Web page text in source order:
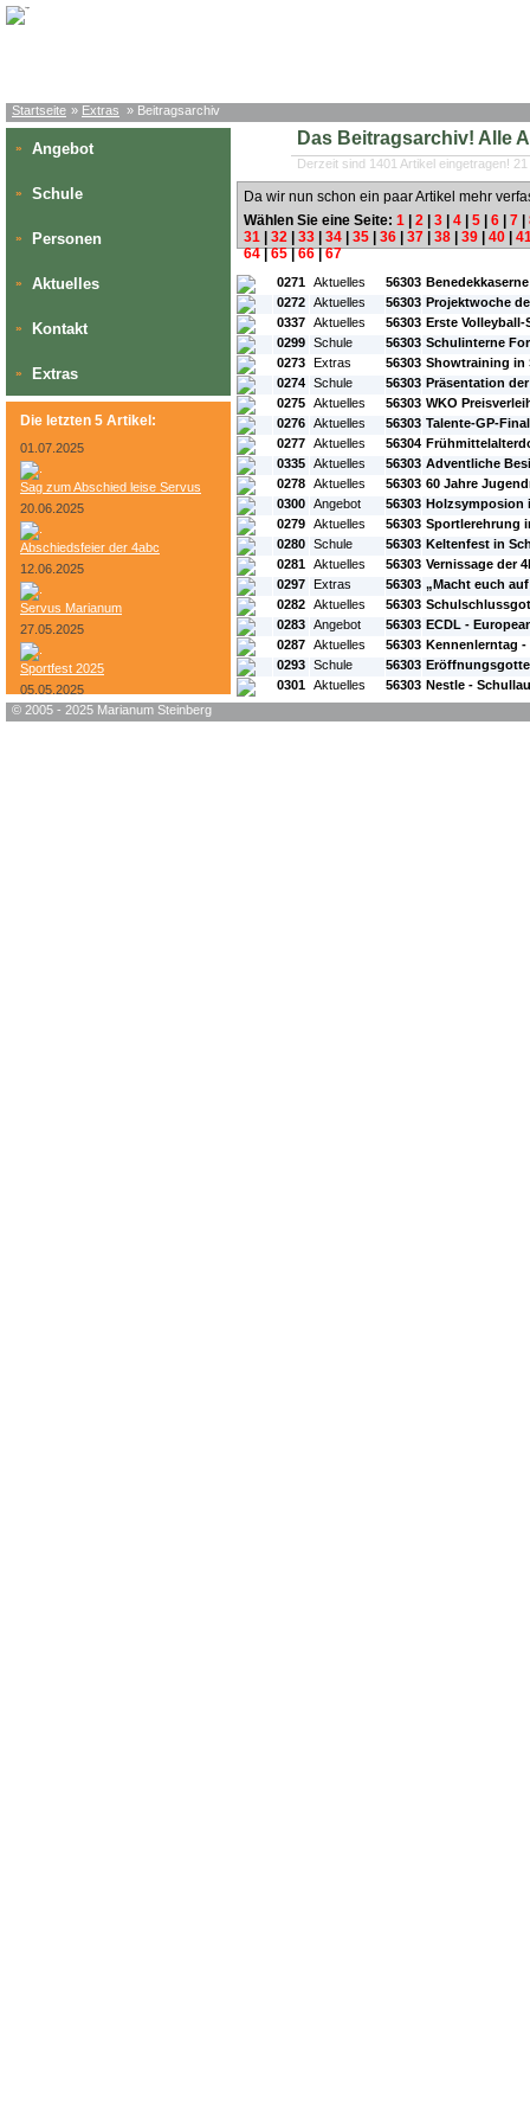
Startseite » Extras » Beitragsarchiv
» Angebot
» Schule
» Personen
» Aktuelles
» Kontakt
» Extras
Die letzten 5 Artikel:
01.07.2025
Sag zum Abschied leise Servus
20.06.2025
Abschiedsfeier der 4abc
12.06.2025
Servus Marianum
27.05.2025
Sportfest 2025
05.05.2025
Das Beitragsarchiv! Alle
Derzeit sind 1401 Artikel eingetragen!
Da wir nun schon ein paar Artikel mehr
Wählen Sie eine Seite: 1 2 3 4 5 6 7
31
32 33 34 35 36 37 38 39 40
64|65|66|67
#L: #ID: #Rubrik:
0271 Aktuelles 56303
0272 Aktuelles 56303 Projektwoche
0337 Aktuelles 56303 Erste
0299 Schule 56303 Schulinterne
0273 Extras 56303 Showtraining in
0274 Schule 56303 Präsentation
0275 Aktuelles 56303 WKO
0276 Aktuelles 56303 Talente-GP-
0277 Aktuelles 56304
0335 Aktuelles 56303 Adventliche
0278 Aktuelles 56303 60 Jahre
0300 Angebot 56303 Holzsymposion
0279 Aktuelles 56303 Sportlerehrung
0280 Schule 56303 Keltenfest in
0281 Aktuelles 56303 Vernissage der
0297 Extras 56303 „Macht euch
0282 Aktuelles 56303
0283 Angebot 56303 ECDL -
0287 Aktuelles 56303 Kennenlerntag -
0293 Schule 56303
0301 Aktuelles 56303 Nestle -
© 2005 - 2025 Marianum Steinberg